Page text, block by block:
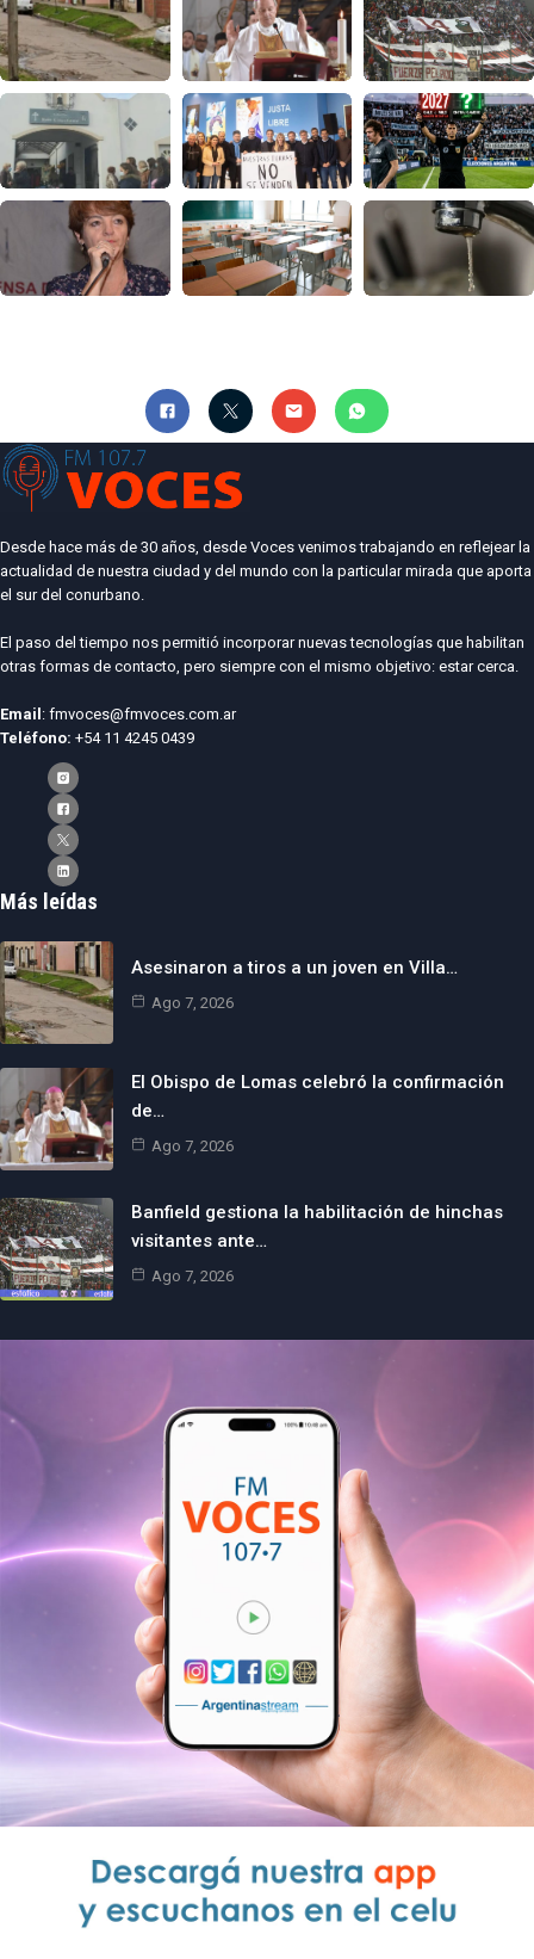
Desde hace más de 30 años, desde Voces venimos trabajando en reflejear la
actualidad de nuestra ciudad y del mundo con la particular mirada que aporta
el sur del conurbano.
El paso del tiempo nos permitió incorporar nuevas tecnologías que habilitan
otras formas de contacto, pero siempre con el mismo objetivo: estar cerca.
Email: fmvoces@fmvoces.com.ar
Teléfono: +54 11 4245 0439
Más leídas
Asesinaron a tiros a un joven en Villa…
Ago 7, 2026
El Obispo de Lomas celebró la confirmación
de…
Ago 7, 2026
Banfield gestiona la habilitación de hinchas
visitantes ante…
Ago 7, 2026